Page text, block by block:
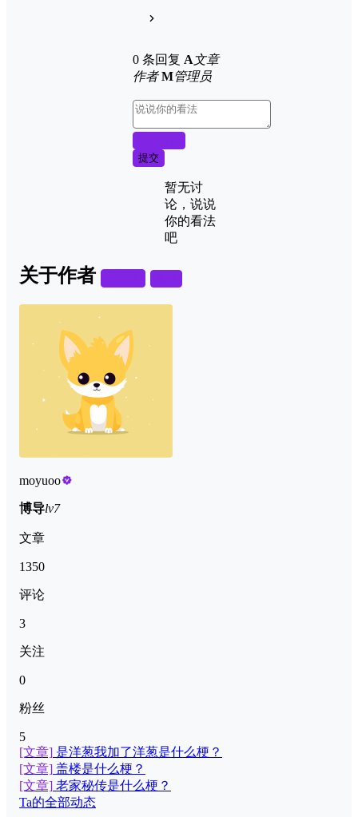
0 条回复 A文章
作者 M管理员
提交
暂无讨
论，说说
你的看法
吧
关于作者
moyuoo
博导lv7
文章
1350
评论
3
关注
0
粉丝
5
[文章] 是洋葱我加了洋葱是什么梗？
[文章] 盖楼是什么梗？
[文章] 老家秘传是什么梗？
Ta的全部动态